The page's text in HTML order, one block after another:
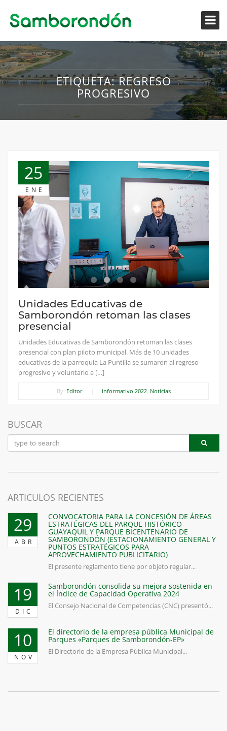
ETIQUETA:REGRESO
PROGRESIVO
25
ENE
Unidades Educativas de
Samborondón retoman las clases
presencial
Unidades Educativas de Samborondón retoman las clases
presencial con plan piloto municipal. Más de 10 unidades
educativas de la parroquia La Puntilla se sumaron al regreso
progresivo y voluntario a […]
By: Editor informativo 2022, Noticias
BUSCAR
ARTICULOS RECIENTES
29
ABR
CONVOCATORIA PARA LA CONCESIÓN DE ÁREAS
ESTRATÉGICAS DEL PARQUE HISTÓRICO
GUAYAQUIL Y PARQUE BICENTENARIO DE
SAMBORONDÓN (ESTACIONAMIENTO GENERAL Y
PUNTOS ESTRATÉGICOS PARA
APROVECHAMIENTO PUBLICITARIO)
El presente reglamento tiene por objeto regular...
19
DIC
Samborondón consolida su mejora sostenida en
el Índice de Capacidad Operativa 2024
El Consejo Nacional de Competencias (CNC) presentó...
10
NOV
El directorio de la empresa pública Municipal de
Parques «Parques de Samborondón-EP»
El Directorio de la Empresa Pública Municipal...